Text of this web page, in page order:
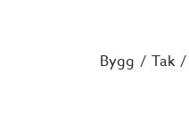
Bygg Tak